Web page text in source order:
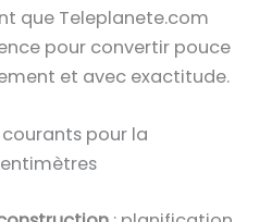
que Teleplanete.com
pour convertir pouce
et avec exactitude.
courants pour la